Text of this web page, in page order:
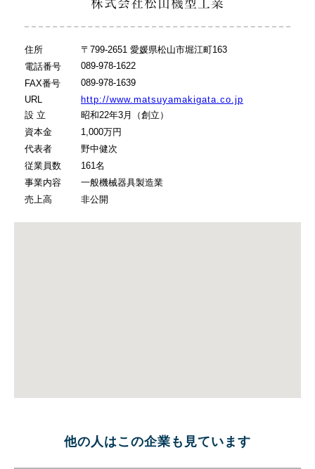
株式会社松山機型工業
住所
〒799-2651 愛媛県松山市堀江町163
電話番号
089-978-1622
FAX番号
089-978-1639
URL
http://www.matsuyamakigata.co.jp
設 立
昭和22年3月（創立）
資本金
1,000万円
代表者
野中健次
従業員数
161名
事業内容
一般機械器具製造業
売上高
非公開
他の人はこの企業も見ています